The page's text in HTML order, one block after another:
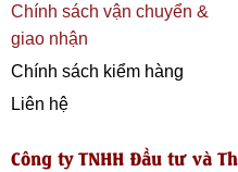
Chính sách vận chuyển &
giao nhận
Chính sách kiểm hàng
Liên hệ
Công ty TNHH Đầu tư và